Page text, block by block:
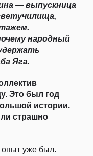
— выпускница
народный
Яга.
Это был год
истории.
страшно
уже был.